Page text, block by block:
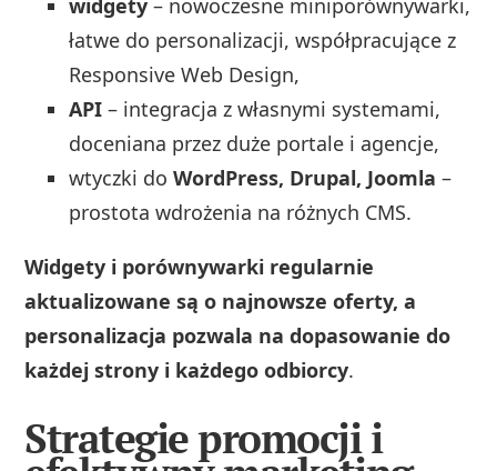
łatwe do personalizacji, współpracujące z
Responsive Web Design,
API – integracja z własnymi systemami,
doceniana przez duże portale i agencje,
wtyczki doWordPress, Drupal, Joomla –
prostota wdrożenia na różnych CMS.
Widgety i porównywarki regularnie
aktualizowane są o najnowsze oferty, a
personalizacja pozwala na dopasowanie do
każdej strony i każdego odbiorcy.
Strategie promocji i